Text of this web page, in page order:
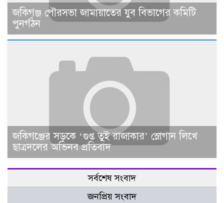
জকিগঞ্জ পৌরসভা জামায়াতের যুব বিভাগের কমিটি
পুনর্গঠন
জকিগঞ্জের সড়কে ‘গুপ্ত তুই রাজাকার’ স্লোগান লিখে
ছাত্রদলের অভিনব প্রতিবাদ
সর্বশেষ সংবাদ
জনপ্রিয় সংবাদ